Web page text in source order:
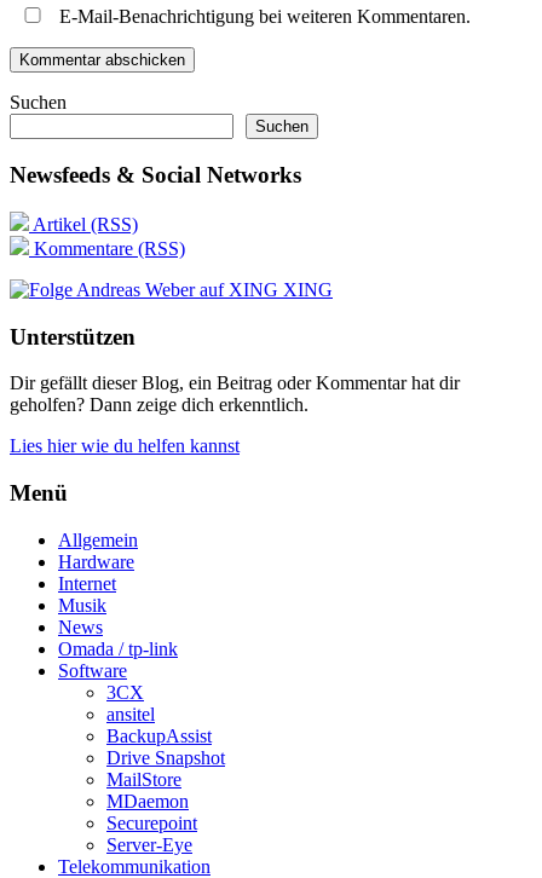
E-Mail-Benachrichtigung bei weiteren Kommentaren.
Suchen
Suchen
Newsfeeds & Social Networks
Artikel (RSS)
Kommentare (RSS)
XING
Unterstützen
Dir gefällt dieser Blog, ein Beitrag oder Kommentar hat dir
geholfen? Dann zeige dich erkenntlich.
Lies hier wie du helfen kannst
Menü
Allgemein
Hardware
Internet
Musik
News
Omada / tp-link
Software
3CX
ansitel
BackupAssist
Drive Snapshot
MailStore
MDaemon
Securepoint
Server-Eye
Telekommunikation